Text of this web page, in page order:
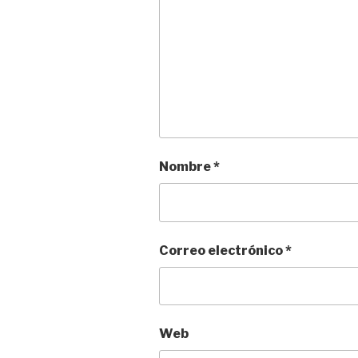
Nombre*
Correo electrónico*
Web